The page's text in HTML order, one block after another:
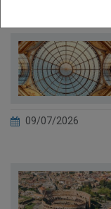
09/07/2026